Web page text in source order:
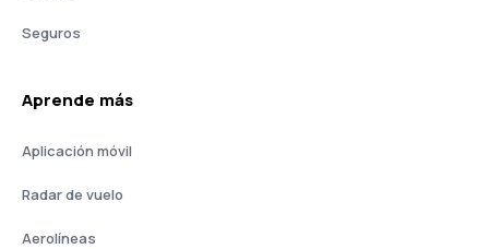
Seguros
Aprende más
Aplicación móvil
Radar de vuelo
Aerolíneas